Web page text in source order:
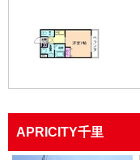
APRICITY千里